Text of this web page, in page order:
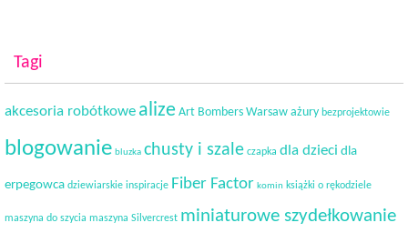
Tagi
akcesoria robótkowe alize Art Bombers Warsaw ażury bezprojektowie
blogowanie bluzka chusty i szale czapka dla dzieci dla
erpegowca dziewiarskie inspiracje Fiber Factor komin książki o rękodziele
maszyna do szycia maszyna Silvercrest miniaturowe szydełkowanie